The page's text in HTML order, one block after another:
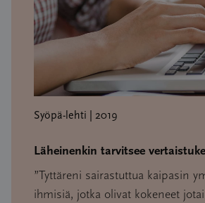
Syöpä-lehti | 2019
Läheinenkin tarvitsee
”Tyttäreni sairastuttua kaipasin
ihmisiä, jotka olivat kokeneet